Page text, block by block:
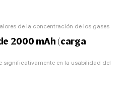
de la concentración de los gases
2000 mAh (carga
significativamente en la usabilidad del